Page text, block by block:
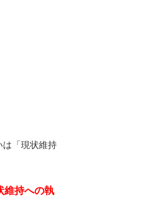
は「現状維持
維持への執